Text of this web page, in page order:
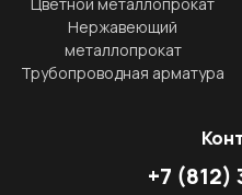
Нержавеющий
металлопрокат
Трубопроводная арматура
+7 (812)